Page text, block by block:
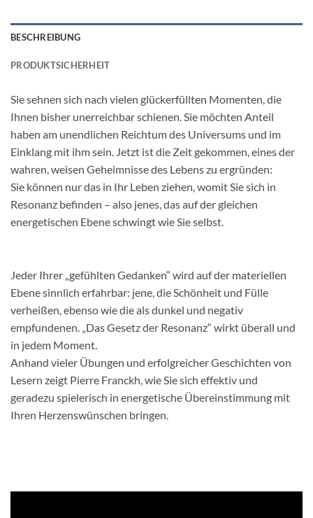
BESCHREIBUNG
PRODUKTSICHERHEIT
Sie sehnen sich nach vielen glückerfüllten Momenten, die
Ihnen bisher unerreichbar schienen. Sie möchten Anteil
haben am unendlichen Reichtum des Universums und im
Einklang mit ihm sein. Jetzt ist die Zeit gekommen, eines der
wahren, weisen Geheimnisse des Lebens zu ergründen:
Sie können nur das in Ihr Leben ziehen, womit Sie sich in
Resonanz befinden – also jenes, das auf der gleichen
energetischen Ebene schwingt wie Sie selbst.
Jeder Ihrer „gefühlten Gedanken“ wird auf der materiellen
Ebene sinnlich erfahrbar: jene, die Schönheit und Fülle
verheißen, ebenso wie die als dunkel und negativ
empfundenen. „Das Gesetz der Resonanz“ wirkt überall und
in jedem Moment.
Anhand vieler Übungen und erfolgreicher Geschichten von
Lesern zeigt Pierre Franckh, wie Sie sich effektiv und
geradezu spielerisch in energetische Übereinstimmung mit
Ihren Herzenswünschen bringen.